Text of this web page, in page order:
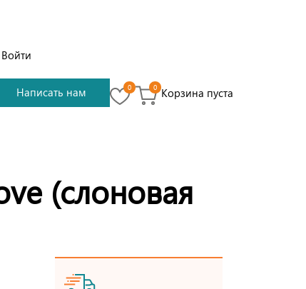
Войти
Написать нам 0 0 Корзина пуста
(слоновая